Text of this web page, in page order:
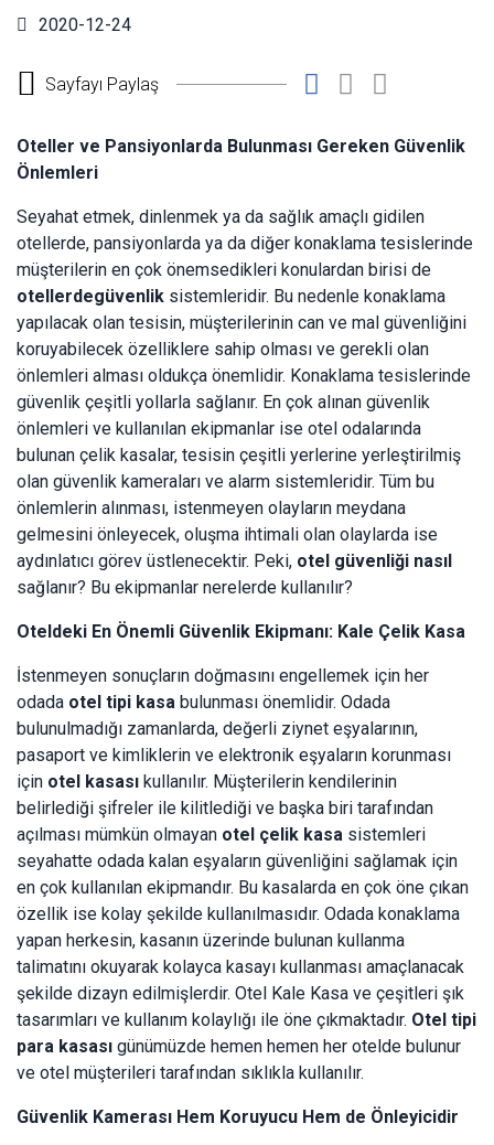
2020-12-24
Sayfayı Paylaş
Oteller ve Pansiyonlarda Bulunması Gereken Güvenlik
Önlemleri
Seyahat etmek, dinlenmek ya da sağlık amaçlı gidilen
otellerde, pansiyonlarda ya da diğer konaklama tesislerinde
müşterilerin en çok önemsedikleri konulardan birisi de
otellerdegüvenlik sistemleridir. Bu nedenle konaklama
yapılacak olan tesisin, müşterilerinin can ve mal güvenliğini
koruyabilecek özelliklere sahip olması ve gerekli olan
önlemleri alması oldukça önemlidir. Konaklama tesislerinde
güvenlik çeşitli yollarla sağlanır. En çok alınan güvenlik
önlemleri ve kullanılan ekipmanlar ise otel odalarında
bulunan çelik kasalar, tesisin çeşitli yerlerine yerleştirilmiş
olan güvenlik kameraları ve alarm sistemleridir. Tüm bu
önlemlerin alınması, istenmeyen olayların meydana
gelmesini önleyecek, oluşma ihtimali olan olaylarda ise
aydınlatıcı görev üstlenecektir. Peki, otel güvenliği nasıl
sağlanır? Bu ekipmanlar nerelerde kullanılır?
Oteldeki En Önemli Güvenlik Ekipmanı: Kale Çelik Kasa
İstenmeyen sonuçların doğmasını engellemek için her
odada otel tipi kasa bulunması önemlidir. Odada
bulunulmadığı zamanlarda, değerli ziynet eşyalarının,
pasaport ve kimliklerin ve elektronik eşyaların korunması
için otel kasası kullanılır. Müşterilerin kendilerinin
belirlediği şifreler ile kilitlediği ve başka biri tarafından
açılması mümkün olmayan otel çelik kasa sistemleri
seyahatte odada kalan eşyaların güvenliğini sağlamak için
en çok kullanılan ekipmandır. Bu kasalarda en çok öne çıkan
özellik ise kolay şekilde kullanılmasıdır. Odada konaklama
yapan herkesin, kasanın üzerinde bulunan kullanma
talimatını okuyarak kolayca kasayı kullanması amaçlanacak
şekilde dizayn edilmişlerdir. Otel Kale Kasa ve çeşitleri şık
tasarımları ve kullanım kolaylığı ile öne çıkmaktadır. Otel tipi
para kasası günümüzde hemen hemen her otelde bulunur
ve otel müşterileri tarafından sıklıkla kullanılır.
Güvenlik Kamerası Hem Koruyucu Hem de Önleyicidir